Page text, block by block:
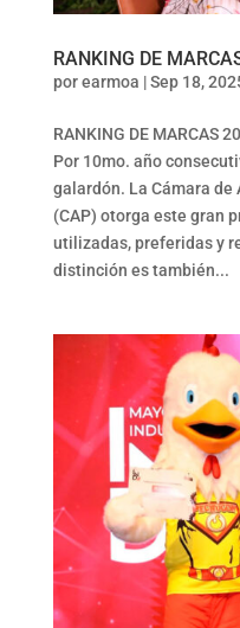
RANKING DE
porearmoa |Sep 18,
RANKING DE MARCAS
Por 10mo. año
galardón. La Cámara
(CAP) otorga este gran
utilizadas, preferidas y
distinción es también...